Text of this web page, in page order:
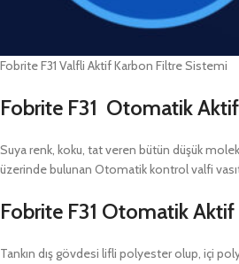
Fobrite F31 Valfli Aktif Karbon Filtre Sistemi
Fobrite F31 Otomatik
Suya renk, koku, tat veren bütün düşük
üzerinde bulunan Otomatik kontrol valfi
Fobrite F31 Otomatik
Tankın dış gövdesi lifli polyester olup, içi